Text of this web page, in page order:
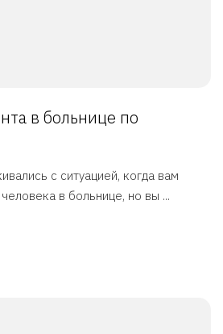
в больнице по
с ситуацией, когда вам
в больнице, но вы ...